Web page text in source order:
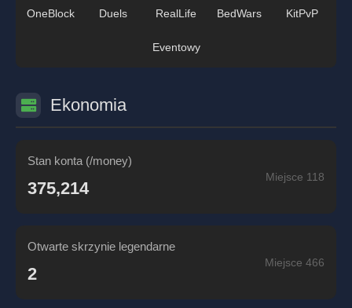
OneBlock Duels RealLife BedWars KitPvP
Eventowy
Ekonomia
Stan konta (/money)
375,214
Miejsce 118
Otwarte skrzynie legendarne
2
Miejsce 466